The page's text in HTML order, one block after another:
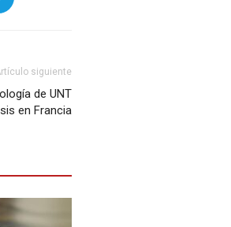
siguiente
de UNT
en Francia